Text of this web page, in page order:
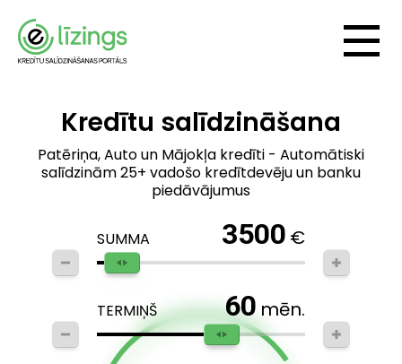
Kredītu salīdzināšana
Patēriņa, Auto un Mājokļa kredīti - Automātiski
salīdzinām 25+ vadošo kredītdevēju un banku
piedāvājumus
SUMMA 3500 €
TERMIŅŠ 60 mēn.